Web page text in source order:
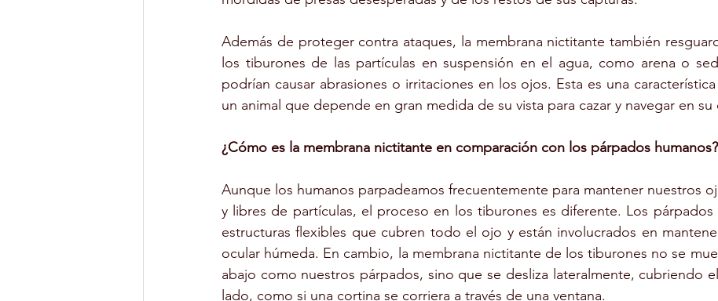
Además de proteger contra ataques, la membrana nictitante también
los tiburones de las partículas en suspensión en el agua, como arena o
podrían causar abrasiones o irritaciones en los ojos. Esta es una
un animal que depende en gran medida de su vista para cazar y navegar en su
¿Cómo es la membrana nictitante en comparación con los párpados humanos?
Aunque los humanos parpadeamos frecuentemente para mantener nuestros
y libres de partículas, el proceso en los tiburones es diferente. Los párpados
estructuras flexibles que cubren todo el ojo y están involucrados en
ocular húmeda. En cambio, la membrana nictitante de los tiburones no se
abajo como nuestros párpados, sino que se desliza lateralmente, cubriendo
lado, como si una cortina se corriera a través de una ventana.